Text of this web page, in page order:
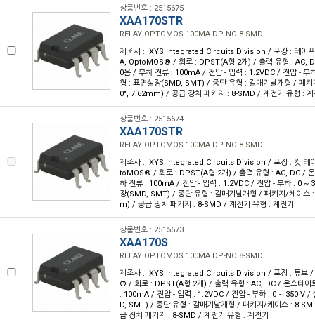
상품번호 : 2515675
XAA170STR
RELAY OPTOMOS 100MA DP-NO 8-SMD
제조사 : IXYS Integrated Circuits Division / 포장 : 테이
A, OptoMOS® / 회로 : DPST(A형 2개) / 출력 유형 : AC,
0옴 / 부하 전류 : 100mA / 전압 - 입력 : 1.2VDC / 전압 - 부
형 : 표면실장(SMD, SMT) / 종단 유형 : 갈매기날개형 / 패
0", 7.62mm) / 공급 장치 패키지 : 8-SMD / 계전기 유형 : 계
상품번호 : 2515674
XAA170STR
RELAY OPTOMOS 100MA DP-NO 8-SMD
제조사 : IXYS Integrated Circuits Division / 포장 : 컷 테
toMOS® / 회로 : DPST(A형 2개) / 출력 유형 : AC, DC /
하 전류 : 100mA / 전압 - 입력 : 1.2VDC / 전압 - 부하 : 0 ~
장(SMD, SMT) / 종단 유형 : 갈매기날개형 / 패키지/케이
m) / 공급 장치 패키지 : 8-SMD / 계전기 유형 : 계전기
상품번호 : 2515673
XAA170S
RELAY OPTOMOS 100MA DP-NO 8-SMD
제조사 : IXYS Integrated Circuits Division / 포장 : 튜브 /
® / 회로 : DPST(A형 2개) / 출력 유형 : AC, DC / 온스테이
: 100mA / 전압 - 입력 : 1.2VDC / 전압 - 부하 : 0 ~ 350 V /
D, SMT) / 종단 유형 : 갈매기날개형 / 패키지/케이스 : 8-
급 장치 패키지 : 8-SMD / 계전기 유형 : 계전기